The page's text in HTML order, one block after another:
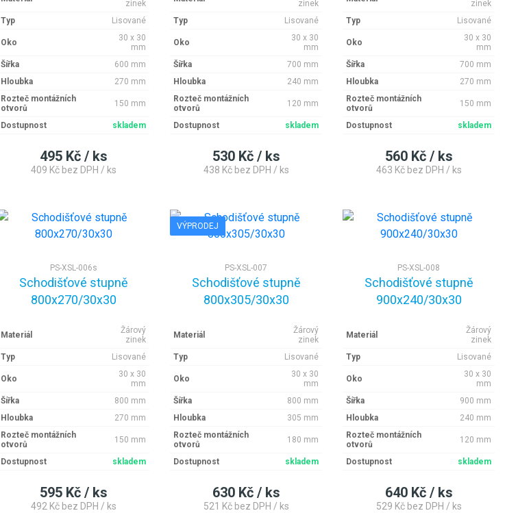
zinek
Typ
Lisované
Oko
30 x 30
mm
Šířka
600 mm
Hloubka
270 mm
Rozteč montážních
otvorů
150 mm
Dostupnost skladem
495 Kč / ks
409 Kč bez DPH / ks
zinek
Typ
Lisované
Oko
30 x 30
mm
Šířka
700 mm
Hloubka
240 mm
Rozteč montážních
otvorů
120 mm
Dostupnost skladem
530 Kč / ks
438 Kč bez DPH / ks
zinek
Typ
Lisované
Oko
30 x 30
mm
Šířka
700 mm
Hloubka
270 mm
Rozteč montážních
otvorů
150 mm
Dostupnost skladem
560 Kč / ks
463 Kč bez DPH / ks
PS-XSL-006s
Schodišťové stupně
800x270/30x30
Materiál
Žárový
zinek
Typ
Lisované
Oko
30 x 30
mm
Šířka
800 mm
Hloubka
270 mm
Rozteč montážních
otvorů
150 mm
Dostupnost skladem
595 Kč / ks
492 Kč bez DPH / ks
VÝPRODEJ
PS-XSL-007
Schodišťové stupně
800x305/30x30
Materiál
Žárový
zinek
Typ
Lisované
Oko
30 x 30
mm
Šířka
800 mm
Hloubka
305 mm
Rozteč montážních
otvorů
180 mm
Dostupnost skladem
630 Kč / ks
521 Kč bez DPH / ks
PS-XSL-008
Schodišťové stupně
900x240/30x30
Materiál
Žárový
zinek
Typ
Lisované
Oko
30 x 30
mm
Šířka
900 mm
Hloubka
240 mm
Rozteč montážních
otvorů
120 mm
Dostupnost skladem
640 Kč / ks
529 Kč bez DPH / ks